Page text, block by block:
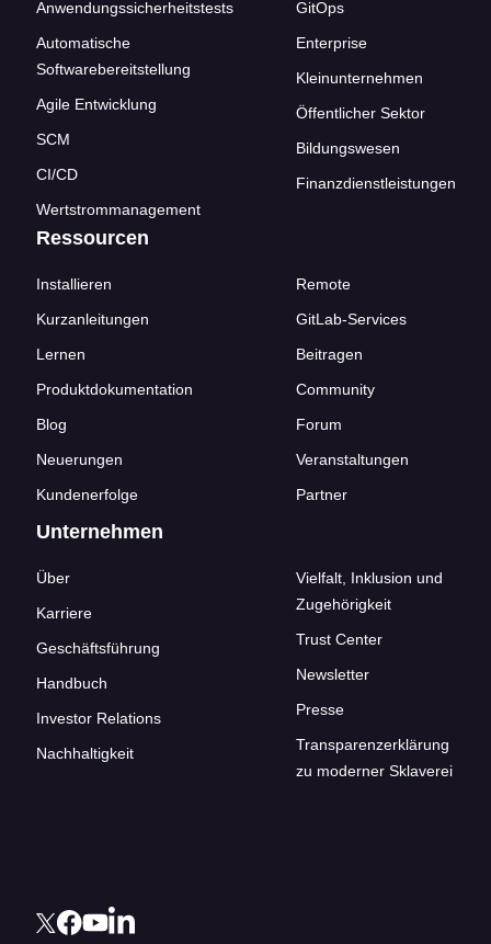
Anwendungssicherheitstests
Automatische
Softwarebereitstellung
Agile Entwicklung
SCM
CI/CD
Wertstrommanagement
GitOps
Enterprise
Kleinunternehmen
Öffentlicher Sektor
Bildungswesen
Finanzdienstleistungen
Ressourcen
Installieren
Kurzanleitungen
Lernen
Produktdokumentation
Blog
Neuerungen
Kundenerfolge
Remote
GitLab-Services
Beitragen
Community
Forum
Veranstaltungen
Partner
Unternehmen
Über
Karriere
Geschäftsführung
Handbuch
Investor Relations
Nachhaltigkeit
Vielfalt, Inklusion und
Zugehörigkeit
Trust Center
Newsletter
Presse
Transparenzerklärung
zu moderner Sklaverei